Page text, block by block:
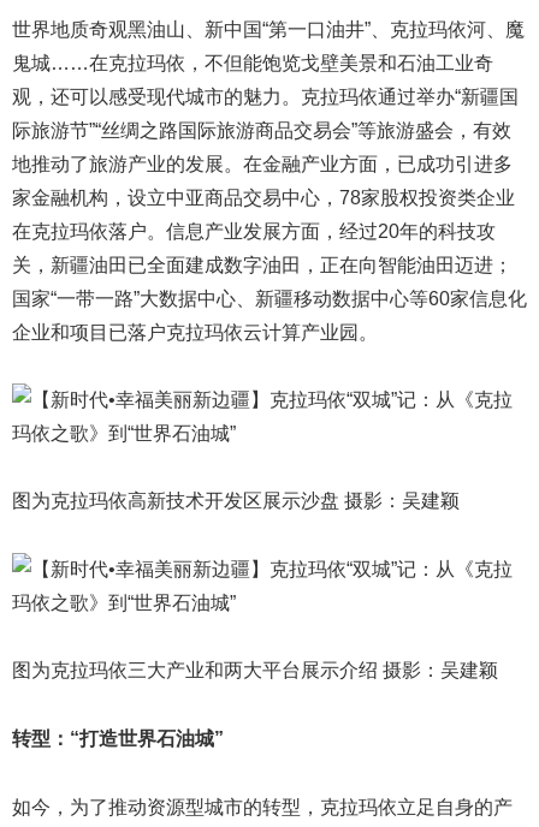
世界地质奇观黑油山、新中国“第一口油井”、克拉玛依河、魔
鬼城……在克拉玛依，不但能饱览戈壁美景和石油工业奇
观，还可以感受现代城市的魅力。克拉玛依通过举办“新疆国
际旅游节”“丝绸之路国际旅游商品交易会”等旅游盛会，有效
地推动了旅游产业的发展。在金融产业方面，已成功引进多
家金融机构，设立中亚商品交易中心，78家股权投资类企业
在克拉玛依落户。信息产业发展方面，经过20年的科技攻
关，新疆油田已全面建成数字油田，正在向智能油田迈进；
国家“一带一路”大数据中心、新疆移动数据中心等60家信息化
企业和项目已落户克拉玛依云计算产业园。
图为克拉玛依高新技术开发区展示沙盘 摄影：吴建颖
图为克拉玛依三大产业和两大平台展示介绍 摄影：吴建颖
转型：“打造世界石油城”
如今，为了推动资源型城市的转型，克拉玛依立足自身的产